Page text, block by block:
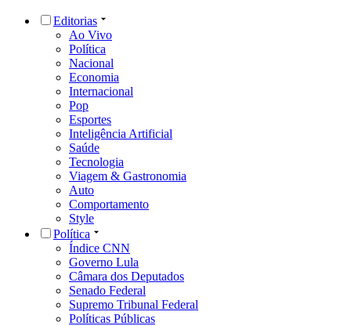
Editorias
Ao Vivo
Política
Nacional
Economia
Internacional
Pop
Esportes
Inteligência Artificial
Saúde
Tecnologia
Viagem & Gastronomia
Auto
Comportamento
Style
Política
Índice CNN
Governo Lula
Câmara dos Deputados
Senado Federal
Supremo Tribunal Federal
Políticas Públicas